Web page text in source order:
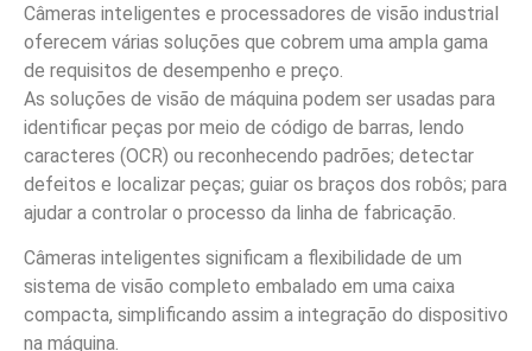
Câmeras inteligentes e processadores de visão industrial
oferecem várias soluções que cobrem uma ampla gama
de requisitos de desempenho e preço.
As soluções de visão de máquina podem ser usadas para
identificar peças por meio de código de barras, lendo
caracteres (OCR) ou reconhecendo padrões; detectar
defeitos e localizar peças; guiar os braços dos robôs; para
ajudar a controlar o processo da linha de fabricação.
Câmeras inteligentes significam a flexibilidade de um
sistema de visão completo embalado em uma caixa
compacta, simplificando assim a integração do dispositivo
na máquina.